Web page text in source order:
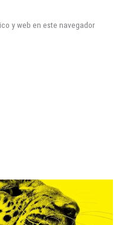
y web en este navegador